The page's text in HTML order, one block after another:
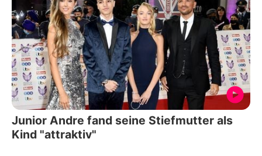
Junior Andre fand seine Stiefmutter als
Kind "attraktiv"